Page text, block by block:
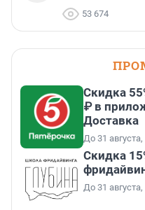
53 674
Скидка
₽ в
Доставка
До 31
Скидка
До 31